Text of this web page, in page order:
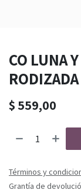
CO LUNA
RODIZADA
$ 559,00
Términos y
Grantía de